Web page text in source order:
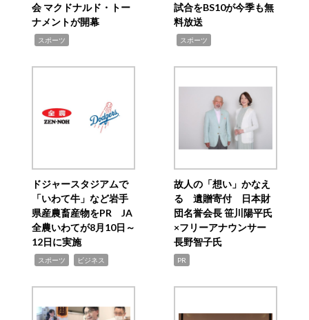
会 マクドナルド・トー
ナメントが開幕
スポーツ
試合をBS10が今季も無
料放送
スポーツ
ドジャースタジアムで
「いわて牛」など岩手
県産農畜産物をPR JA
全農いわてが8月10日～
12日に実施
スポーツ ビジネス
故人の「想い」かなえ
る 遺贈寄付 日本財
団名誉会長 笹川陽平氏
×フリーアナウンサー
長野智子氏
PR